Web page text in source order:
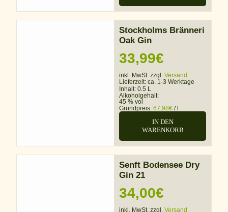
Stockholms Bränneri
Oak Gin
33,99€
inkl. MwSt. zzgl. Versand
Lieferzeit: ca. 1-3 Werktage
Inhalt: 0.5 L
Alkoholgehalt:
45 % vol
Grundpreis: 67,98€ /l
IN DEN
WARENKORB
Senft Bodensee Dry
Gin 21
34,00€
inkl. MwSt. zzgl. Versand